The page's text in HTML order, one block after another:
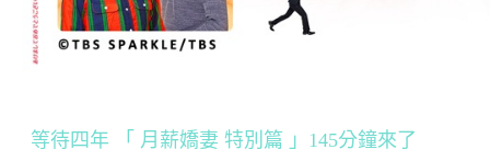
等待四年 「 月薪嬌妻 特別篇 」145分鐘來了